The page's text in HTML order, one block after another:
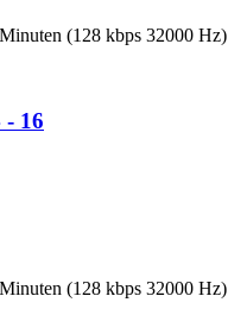
(128 kbps 32000 Hz)
16
(128 kbps 32000 Hz)